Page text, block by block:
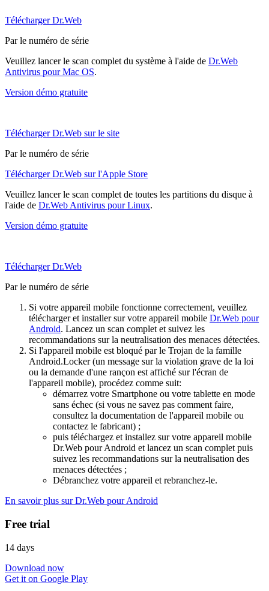
Télécharger Dr.Web
Par le numéro de série
Veuillez lancer le scan complet du système à l'aide de Dr.Web
Antivirus pour Mac OS.
Version démo gratuite
Télécharger Dr.Web sur le site
Par le numéro de série
Télécharger Dr.Web sur l'Apple Store
Veuillez lancer le scan complet de toutes les partitions du disque à
l'aide de Dr.Web Antivirus pour Linux.
Version démo gratuite
Télécharger Dr.Web
Par le numéro de série
Si votre appareil mobile fonctionne correctement, veuillez
télécharger et installer sur votre appareil mobile Dr.Web pour
Android. Lancez un scan complet et suivez les
recommandations sur la neutralisation des menaces détectées.
Si l'appareil mobile est bloqué par le Trojan de la famille
Android.Locker (un message sur la violation grave de la loi
ou la demande d'une rançon est affiché sur l'écran de
l'appareil mobile), procédez comme suit:
démarrez votre Smartphone ou votre tablette en mode
sans échec (si vous ne savez pas comment faire,
consultez la documentation de l'appareil mobile ou
contactez le fabricant) ;
puis téléchargez et installez sur votre appareil mobile
Dr.Web pour Android et lancez un scan complet puis
suivez les recommandations sur la neutralisation des
menaces détectées ;
Débranchez votre appareil et rebranchez-le.
En savoir plus sur Dr.Web pour Android
Free trial
14 days
Download now
Get it on Google Play